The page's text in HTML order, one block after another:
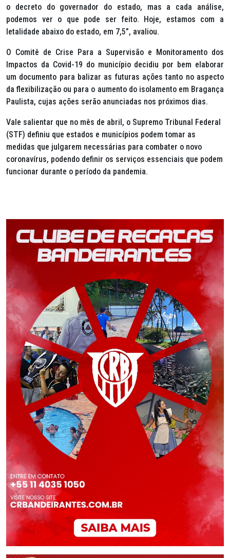
o decreto do governador do estado, mas a cada análise,
podemos ver o que pode ser feito. Hoje, estamos com a
letalidade abaixo do estado, em 7,5”, avaliou.
O Comitê de Crise Para a Supervisão e Monitoramento dos
Impactos da Covid-19 do município decidiu por bem elaborar
um documento para balizar as futuras ações tanto no aspecto
da flexibilização ou para o aumento do isolamento em Bragança
Paulista, cujas ações serão anunciadas nos próximos dias.
Vale salientar que no mês de abril, o Supremo Tribunal Federal
(STF) definiu que estados e municípios podem tomar as
medidas que julgarem necessárias para combater o novo
coronavírus, podendo definir os serviços essenciais que podem
funcionar durante o período da pandemia.